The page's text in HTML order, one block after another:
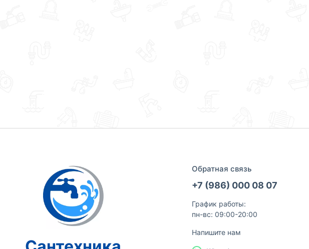
Обратная связь
+7 (986) 000 08 07
График работы:
пн-вс: 09:00-20:00
Напишите нам